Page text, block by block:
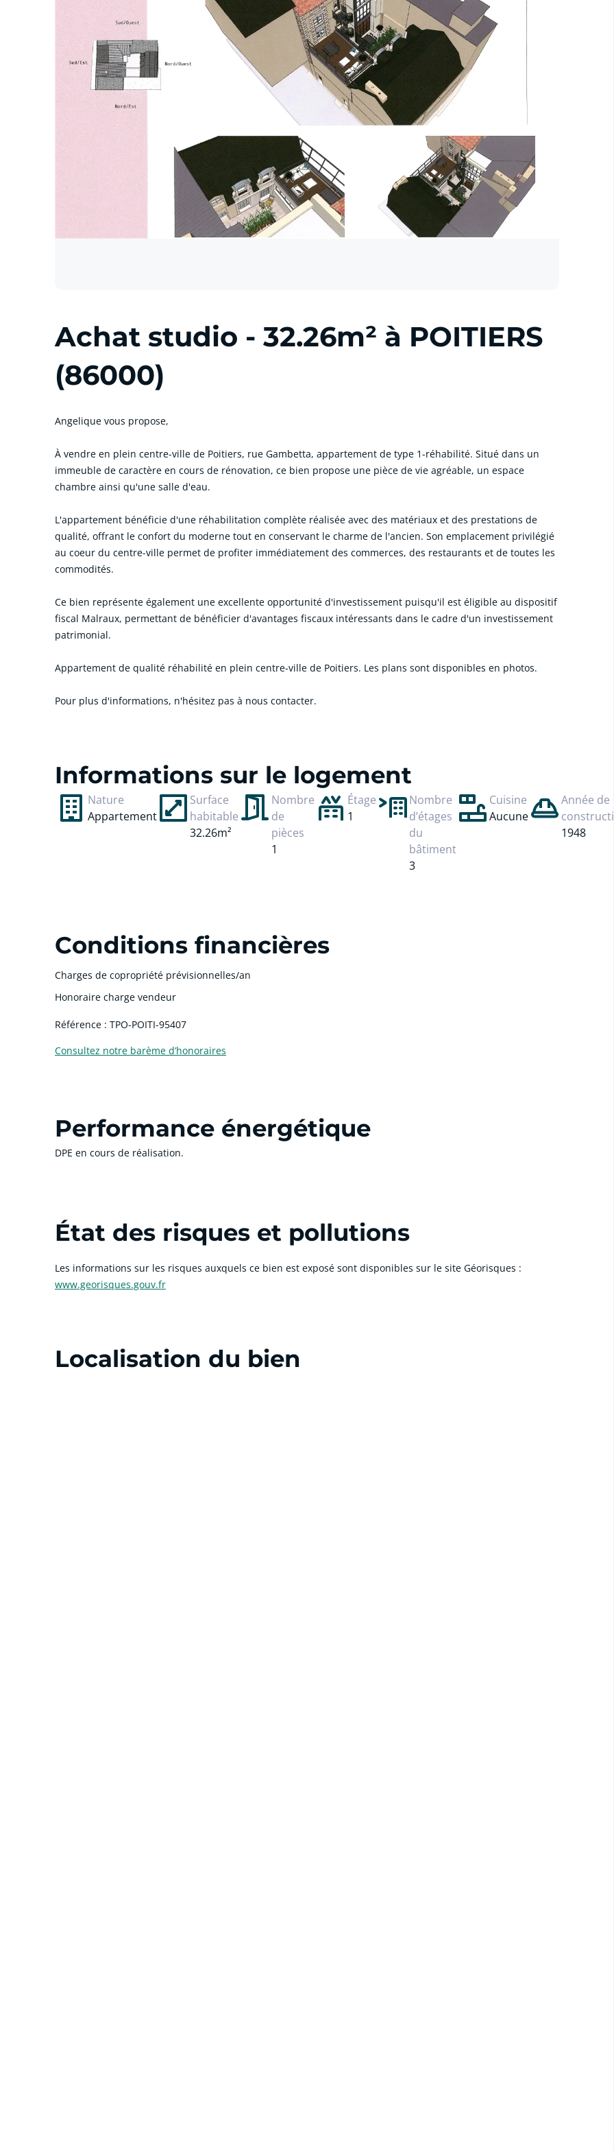
Achat studio - 32.26m² à POITIERS
(86000)
Angelique vous propose,
À vendre en plein centre-ville de Poitiers, rue Gambetta, appartement de type 1-réhabilité. Situé dans un
immeuble de caractère en cours de rénovation, ce bien propose une pièce de vie agréable, un espace
chambre ainsi qu'une salle d'eau.
L'appartement bénéficie d'une réhabilitation complète réalisée avec des matériaux et des prestations de
qualité, offrant le confort du moderne tout en conservant le charme de l'ancien. Son emplacement privilégié
au coeur du centre-ville permet de profiter immédiatement des commerces, des restaurants et de toutes les
commodités.
Ce bien représente également une excellente opportunité d'investissement puisqu'il est éligible au dispositif
fiscal Malraux, permettant de bénéficier d'avantages fiscaux intéressants dans le cadre d'un investissement
patrimonial.
Appartement de qualité réhabilité en plein centre-ville de Poitiers. Les plans sont disponibles en photos.
Pour plus d'informations, n'hésitez pas à nous contacter.
Informations sur le logement
Nature
Appartement
Surface
habitable
32.26m²
Nombre
de
pièces
1
Étage
1
Nombre
d’étages
du
bâtiment
3
Cuisine
Aucune
Année de
1948
Conditions financières
Charges de copropriété prévisionnelles/an
Honoraire charge vendeur
Référence : TPO-POITI-95407
Consultez notre barème d’honoraires
Performance énergétique
DPE en cours de réalisation.
État des risques et pollutions
Les informations sur les risques auxquels ce bien est exposé sont disponibles sur le site Géorisques :
www.georisques.gouv.fr
Localisation du bien